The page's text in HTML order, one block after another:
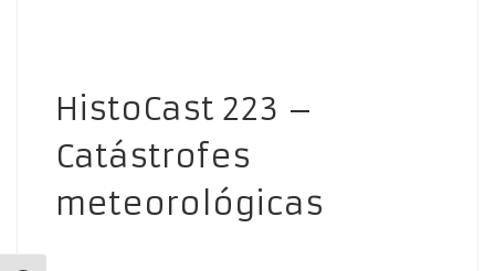
HistoCast 223 –
Catástrofes
meteorológicas